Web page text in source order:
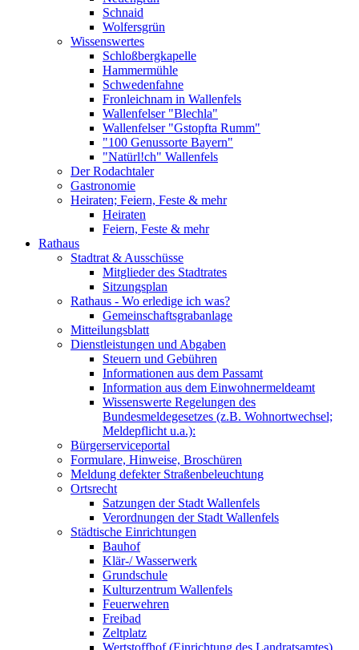
Schnaid
Wolfersgrün
Wissenswertes
Schloßbergkapelle
Hammermühle
Schwedenfahne
Fronleichnam in Wallenfels
Wallenfelser "Blechla"
Wallenfelser "Gstopfta Rumm"
"100 Genussorte Bayern"
"Natürl!ch" Wallenfels
Der Rodachtaler
Gastronomie
Heiraten; Feiern, Feste & mehr
Heiraten
Feiern, Feste & mehr
Rathaus
Stadtrat & Ausschüsse
Mitglieder des Stadtrates
Sitzungsplan
Rathaus - Wo erledige ich was?
Gemeinschaftsgrabanlage
Mitteilungsblatt
Dienstleistungen und Abgaben
Steuern und Gebühren
Informationen aus dem Passamt
Information aus dem Einwohnermeldeamt
Wissenswerte Regelungen des
Bundesmeldegesetzes (z.B. Wohnortwechsel;
Meldepflicht u.a.):
Bürgerserviceportal
Formulare, Hinweise, Broschüren
Meldung defekter Straßenbeleuchtung
Ortsrecht
Satzungen der Stadt Wallenfels
Verordnungen der Stadt Wallenfels
Städtische Einrichtungen
Bauhof
Klär-/ Wasserwerk
Grundschule
Kulturzentrum Wallenfels
Feuerwehren
Freibad
Zeltplatz
Wertstoffhof (Einrichtung des Landratsamtes)